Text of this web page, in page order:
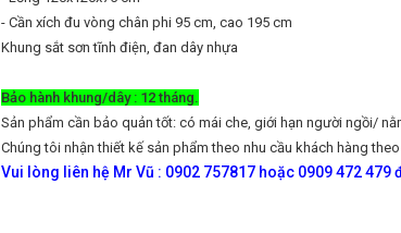
- Cần xích đu vòng chân phi 95 cm, cao 195 cm
Khung sắt sơn tĩnh điện, đan dây nhựa
Bảo hành khung/dây : 12 tháng.
Sản phẩm cần bảo quản tốt: có mái che, giới hạn người ngồi/
Chúng tôi nhận thiết kế sản phẩm theo nhu cầu khách hàng
Vui lòng liên hệ Mr Vũ : 0902 757817 hoặc 0909 472 479